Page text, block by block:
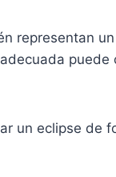
representan
puede
un eclipse de